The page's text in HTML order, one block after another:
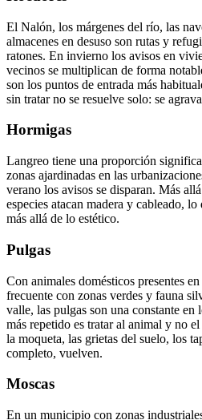
El Nalón, los márgenes del río, las
almacenes en desuso son rutas y
ratones. En invierno los avisos en
vecinos se multiplican de forma
son los puntos de entrada más
sin tratar no se resuelve solo: se
Hormigas
Langreo tiene una proporción
zonas ajardinadas en las
verano los avisos se disparan. Más
especies atacan madera y cableado,
más allá de lo estético.
Pulgas
Con animales domésticos presentes
frecuente con zonas verdes y fauna
valle, las pulgas son una constante en
más repetido es tratar al animal y no
la moqueta, las grietas del suelo, los
completo, vuelven.
Moscas
En un municipio con zonas